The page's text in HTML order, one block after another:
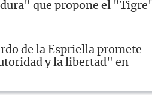
que propone el
de la Espriella promete
y la libertad" en